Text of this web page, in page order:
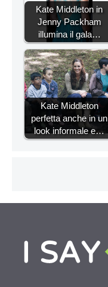
Kate Middleton in
Jenny Packham
illumina il gala…
Kate Middleton
perfetta anche in un
look informale e…